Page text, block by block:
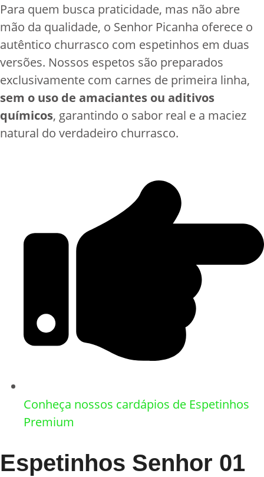
Para quem busca praticidade, mas não abre
mão da qualidade, o Senhor Picanha oferece o
autêntico churrasco com espetinhos em duas
versões. Nossos espetos são preparados
exclusivamente com carnes de primeira linha,
sem o uso de amaciantes ou aditivos
químicos, garantindo o sabor real e a maciez
natural do verdadeiro churrasco.
Conheça nossos cardápios de Espetinhos
Premium​
Espetinhos Senhor 01